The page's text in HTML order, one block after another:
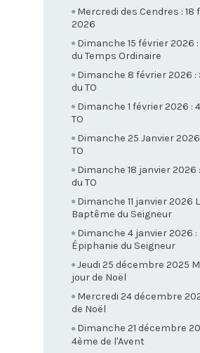
Mercredi des Cendres : 18
2026
Dimanche 15 février 2026
du Temps Ordinaire
Dimanche 8 février 2026 :
du TO
Dimanche 1 février 2026 :
TO
Dimanche 25 Janvier
TO
Dimanche 18 janvier 2026
du TO
Dimanche 11 janvier 2026
Baptême du Seigneur
Dimanche 4 janvier 2026 :
Épiphanie du Seigneur
Jeudi 25 décembre 2025
jour de Noël
Mercredi 24 décembre
de Noël
Dimanche 21 décembre
4ème de l'Avent